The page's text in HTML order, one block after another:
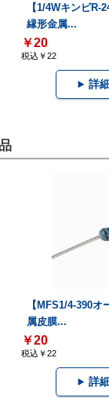
【1/4WキンピR-
縁形金属...
￥20
税込￥22
詳
【MFS1/4-390
属皮膜...
￥20
税込￥22
詳